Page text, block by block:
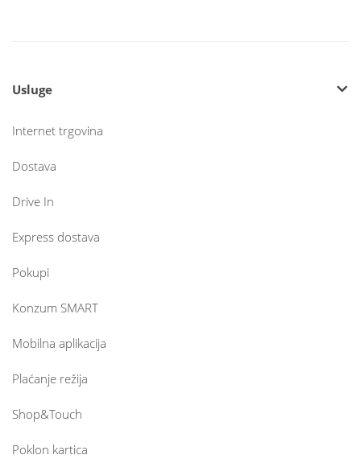
Usluge
Internet trgovina
Dostava
Drive In
Express dostava
Pokupi
Konzum SMART
Mobilna aplikacija
Plaćanje režija
Shop&Touch
Poklon kartica